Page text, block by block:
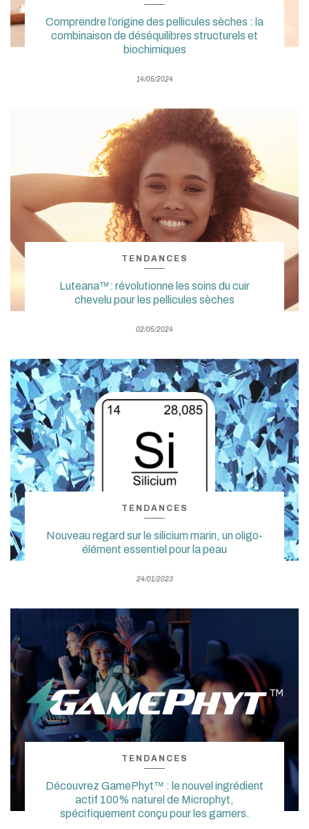
Comprendre l’origine des pellicules sèches : la
combinaison de déséquilibres structurels et
biochimiques
14/05/2024
TENDANCES
Luteana™: révolutionne les soins du cuir
chevelu pour les pellicules sèches
02/05/2024
TENDANCES
Nouveau regard sur le silicium marin, un oligo-
élément essentiel pour la peau
24/01/2023
TENDANCES
Découvrez GamePhyt™ : le nouvel ingrédient
actif 100% naturel de Microphyt,
spécifiquement conçu pour les gamers.